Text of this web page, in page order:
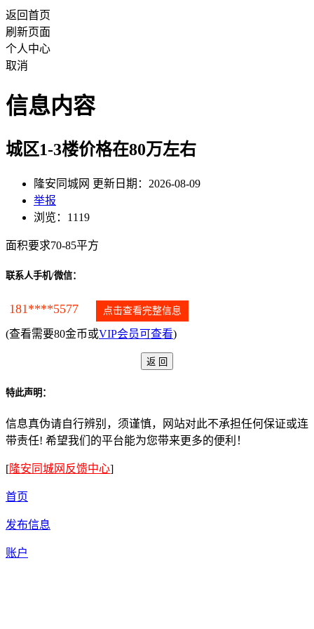
返回首页
刷新页面
个人中心
取消
信息内容
城区1-3楼价格在80万左右
隆安同城网 更新日期：2026-08-09
举报
浏览：1119
面积要求70-85平方
联系人手机/微信：
181****5577 点击查看完整信息
(查看需要80金币或VIP会员可查看)
特此声明：
信息真伪请自行辨别，须谨慎，网站对此不承担任何保证或连
带责任! 希望我们的平台能为您带来更多的便利！
[隆安同城网反馈中心]
首页
发布信息
账户